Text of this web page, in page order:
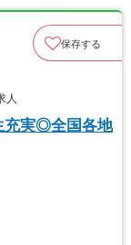
保存する
人
充実◎全国各地